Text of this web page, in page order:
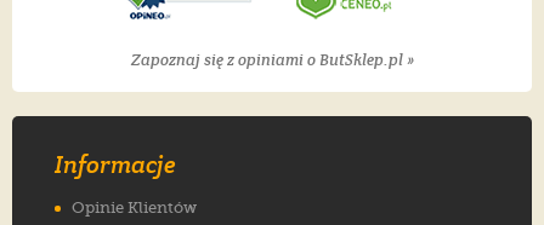
Zapoznaj się z opiniami o ButSklep.pl »
Informacje
Opinie Klientów